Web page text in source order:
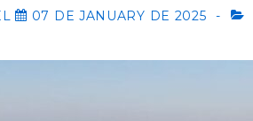
07 DE JANUARY DE 2025